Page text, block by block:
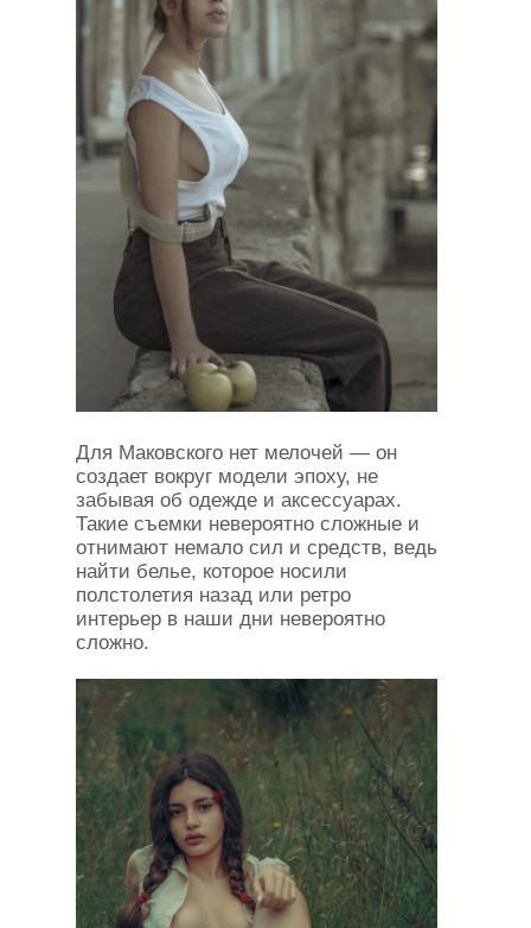
Для Маковского нет мелочей — он
создает вокруг модели эпоху, не
забывая об одежде и аксессуарах.
Такие съемки невероятно сложные и
отнимают немало сил и средств, ведь
найти белье, которое носили
полстолетия назад или ретро
интерьер в наши дни невероятно
сложно.